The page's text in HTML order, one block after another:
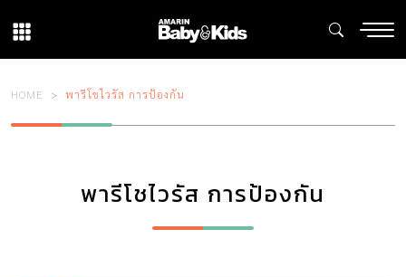
HOME พารีโชไวรัส การป้องกัน
พารีโชไวรัส การป้องกัน